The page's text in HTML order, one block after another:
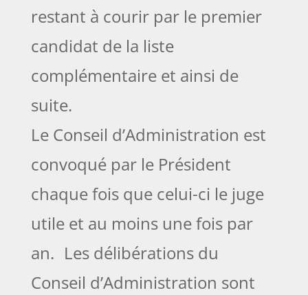
restant à courir par le premier
candidat de la liste
complémentaire et ainsi de
suite.
Le Conseil d’Administration est
convoqué par le Président
chaque fois que celui-ci le juge
utile et au moins une fois par
an. Les délibérations du
Conseil d’Administration sont